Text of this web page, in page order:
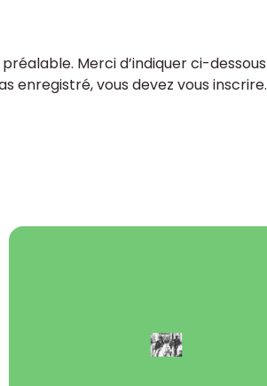
Merci d’indiquer ci-dessous
enregistré, vous devez vous inscrire.